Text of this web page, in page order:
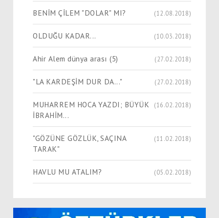
BENİM ÇİLEM "DOLAR" MI? (12.08.2018)
OLDUĞU KADAR... (10.03.2018)
Ahir Alem dünya arası (5) (27.02.2018)
"LA KARDEŞİM DUR DA..." (27.02.2018)
MUHARREM HOCA YAZDI; BÜYÜK
İBRAHİM...
(16.02.2018)
"GÖZÜNE GÖZLÜK, SAÇINA
TARAK"
(11.02.2018)
HAVLU MU ATALIM? (05.02.2018)